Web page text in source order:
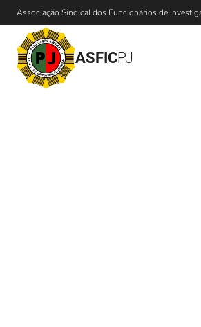
Associação Sindical dos Funcionários de
ASFICPJ